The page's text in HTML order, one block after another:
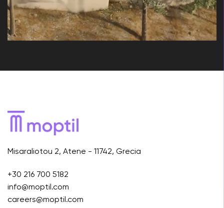
Misaraliotou 2, Atene - 11742, Grecia
+30 216 700 5182
info@moptil.com
careers@moptil.com